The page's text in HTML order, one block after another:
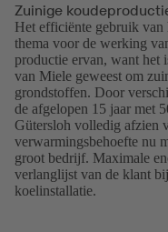
Zuinige
Het efficiënte gebruik
thema voor de werking
productie ervan, want het
van Miele geweest om
grondstoffen. Door
de afgelopen 15 jaar met
Gütersloh volledig afzien
verwarmingsbehoefte nu
groot bedrijf. Maximale
verlanglijst van de klant
koelinstallatie.